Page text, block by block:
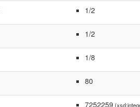
1/2
1/2
1/8
80
7252259